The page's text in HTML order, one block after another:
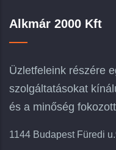
Alkmár 2000 Kft
Üzletfeleink részére
szolgáltatásokat
és a minőség
1144 Budapest Füredi